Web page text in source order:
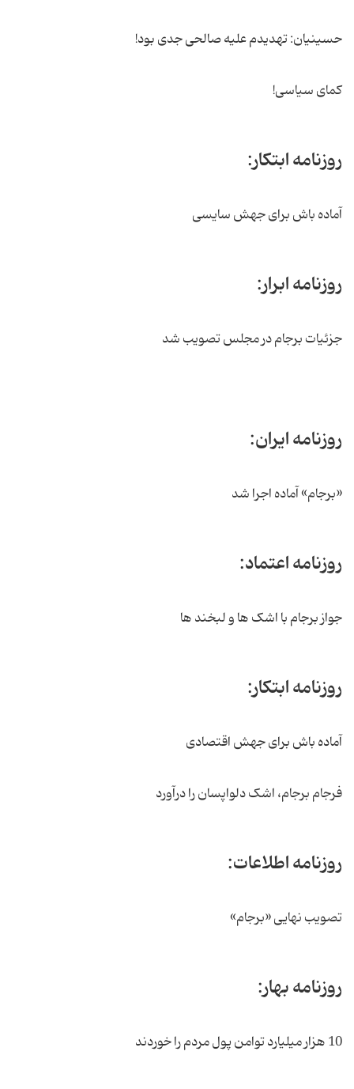
حسینیان: تهدیدم علیه صالحی جدی بود!
کمای سیاسی!
روزنامه ابتکار:
آماده باش برای جهش سایسی
روزنامه ابرار:
جزئیات برجام در مجلس تصویب شد
روزنامه ایران:
«برجام» آماده اجرا شد
روزنامه اعتماد:
جواز برجام با اشک ها و لبخند ها
روزنامه ابتکار:
آماده باش برای جهش اقتصادی
فرجام برجام، اشک دلواپسان را درآورد
روزنامه اطلاعات:
تصویب نهایی «برجام»
روزنامه بهار:
10 هزار میلیارد توامن پول مردم را خوردند